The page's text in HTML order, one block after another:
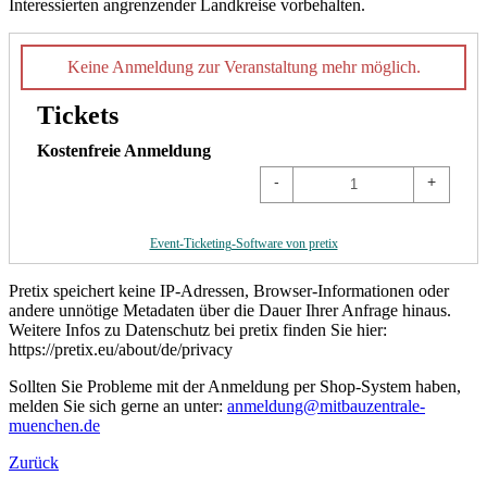
Interessierten angrenzender Landkreise vorbehalten.
Keine Anmeldung zur Veranstaltung mehr möglich.
Tickets
Kostenfreie Anmeldung
- +
Event-Ticketing-Software von pretix
Pretix speichert keine IP-Adressen, Browser-Informationen oder
andere unnötige Metadaten über die Dauer Ihrer Anfrage hinaus.
Weitere Infos zu Datenschutz bei pretix finden Sie hier:
https://pretix.eu/about/de/privacy
Sollten Sie Probleme mit der Anmeldung per Shop-System haben,
melden Sie sich gerne an unter: anmeldung@mitbauzentrale-
muenchen.de
Zurück